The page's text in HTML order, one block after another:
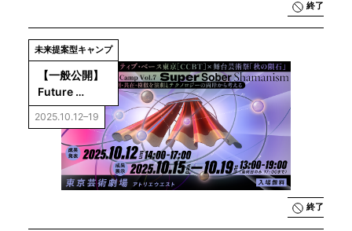
終了
未来提案型キャンプ
【一般公開】
Future
Ideations
Camp Vol.7：
Super Sober
Shamanism
成果発表＆成
果展示
2025.10.12–19
終了